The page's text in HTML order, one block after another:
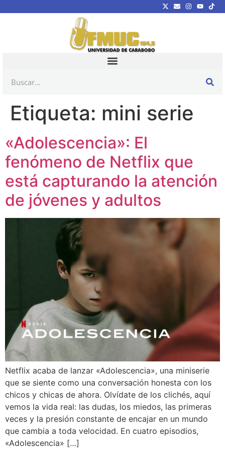
Etiqueta: mini serie
«Adolescencia»: El
fenómeno de Netflix que
está capturando la atención
de jóvenes y adultos
Netflix acaba de lanzar «Adolescencia», una miniserie
que se siente como una conversación honesta con los
chicos y chicas de ahora. Olvídate de los clichés, aquí
vemos la vida real: las dudas, los miedos, las primeras
veces y la presión constante de encajar en un mundo
que cambia a toda velocidad. En cuatro episodios,
«Adolescencia» […]